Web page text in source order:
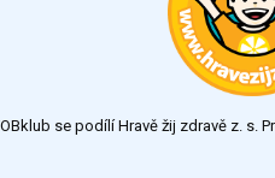
se podílí Hravě žij zdravě z. s.